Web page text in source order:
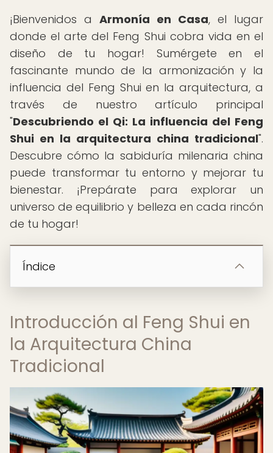
¡Bienvenidos a Armonía en Casa, el lugar
donde el arte del Feng Shui cobra vida en el
diseño de tu hogar! Sumérgete en el
fascinante mundo de la armonización y la
influencia del Feng Shui en la arquitectura, a
través de nuestro artículo principal
"Descubriendo el Qi: La influencia del Feng
Shui en la arquitectura china tradicional".
Descubre cómo la sabiduría milenaria china
puede transformar tu entorno y mejorar tu
bienestar. ¡Prepárate para explorar un
universo de equilibrio y belleza en cada rincón
de tu hogar!
Índice
Introducción al Feng Shui en
la Arquitectura China
Tradicional